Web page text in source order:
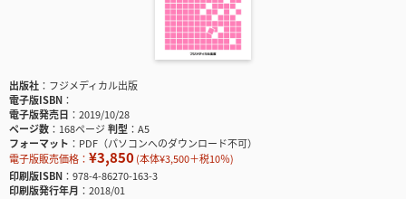
出版社
フジメディカル出版
電子版ISBN
電子版発売日
2019/10/28
ページ数
168ページ判型
A5
フォーマット
PDF（パソコンへのダウンロード不可）
電子版販売価格： ¥3,850(本体¥3,500＋税10％)
印刷版ISBN
978-4-86270-163-3
印刷版発行年月
2018/01